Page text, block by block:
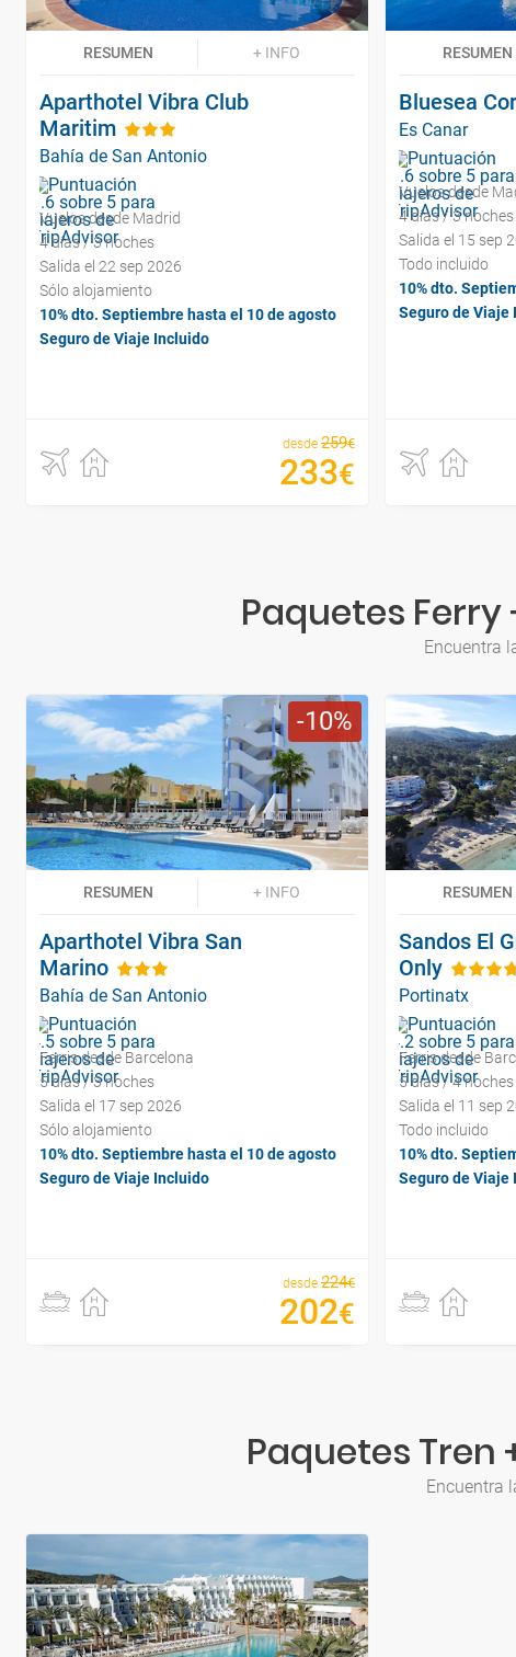
RESUMEN + INFO
Aparthotel Vibra Club
Maritim
Bahía de San Antonio
Vuelos desde Madrid
4 días / 3 noches
Salida el 22 sep 2026
Sólo alojamiento
10% dto. Septiembre hasta el 10 de agosto
Seguro de Viaje Incluido
desde 259€
233€
RESUMEN
Bluesea
Es Canar
Vuelos desde
4 días / 3 noches
Salida el 15 sep
Todo incluido
10% dto.
Seguro de Viaje
Paquetes
Encuentra
10
RESUMEN + INFO
Aparthotel Vibra San
Marino
Bahía de San Antonio
Ferris desde Barcelona
5 días / 3 noches
Salida el 17 sep 2026
Sólo alojamiento
10% dto. Septiembre hasta el 10 de agosto
Seguro de Viaje Incluido
desde 224€
202€
RESUMEN
Sandos El
Only
Portinatx
Ferris desde
5 días / 4 noches
Salida el 11 sep
Todo incluido
10% dto.
Seguro de Viaje
Paquetes Tren
Encuentra